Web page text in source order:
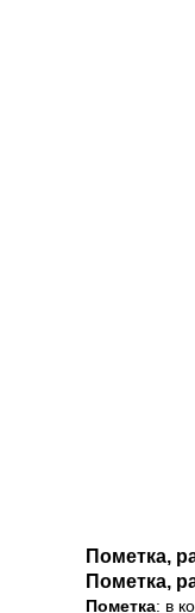
Пометка,
Пометка,
Пометка: в